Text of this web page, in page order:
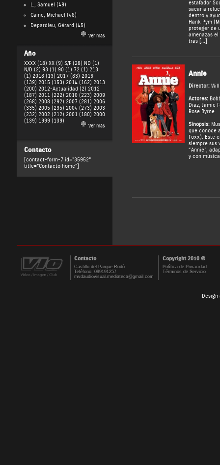
L., Samuel (49)
Caine, Michael (48)
Depardieu, Gérard (45)
Ver más
Año
XXXX (18) XX (9) S/F (28) ND (1)
N/D (2) 93 (1) 90 (1) 72 (1) 213
(1) 2018 (13) 2017 (83) 2016
(139) 2015 (153) 2014 (162) 2013
(200) 2012-Actualidad (2) 2012
(187) 2011 (222) 2010 (223) 2009
(268) 2008 (292) 2007 (281) 2006
(335) 2005 (295) 2004 (273) 2003
(232) 2002 (212) 2001 (180) 2000
(139) 1999 (139)
Ver más
Contacto
[contact-form-7 id="35952"
title="Contacto home"]
estafador
sacar a
dentro y
Hank Pym
proteger de
amenazas
tras […]
Annie
Director:
Actores:
Diaz, Jamie
Rose Byrne
Sinopsis:
que conoce
Foxx). Este
siempre sus
“Annie”,
y con
Contacto Copyright 2010 ©
Castillo del Parque Rodó
Teléfono: 099191257
mvdaudiovisual.mediateca@gmail.com
Política de Privacidad
Términos de Servicio